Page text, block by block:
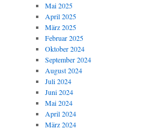
Mai 2025
April 2025
März 2025
Februar 2025
Oktober 2024
September 2024
August 2024
Juli 2024
Juni 2024
Mai 2024
April 2024
März 2024